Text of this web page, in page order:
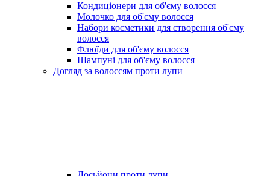
Кондиціонери для об'єму волосся
Молочко для об'єму волосся
Набори косметики для створення об'єму
волосся
Флюїди для об'єму волосся
Шампуні для об'єму волосся
Догляд за волоссям проти лупи